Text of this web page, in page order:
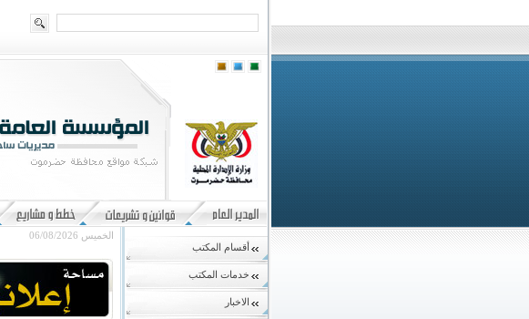
الخميس 06/08/2026
أقسام المكتب
خدمات المكتب
الاخبار